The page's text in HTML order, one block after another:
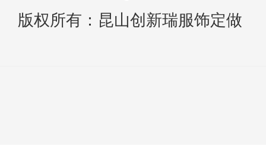
版权所有：昆山创新瑞服饰定做